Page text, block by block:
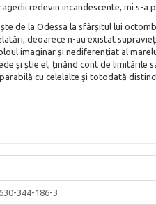
redevin incandescente, mi s-a
de la Odessa la sfârșitul lui
deoarece n-au existat
imaginar și nediferențiat al
și știe el, ținând cont de
cu celelalte și totodată
344-186-3